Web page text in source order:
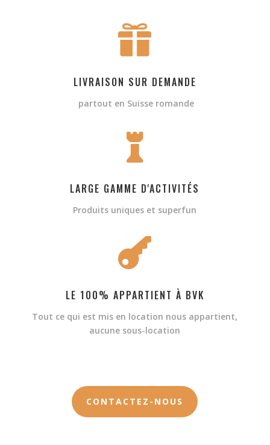

LIVRAISON SUR DEMANDE
partout en Suisse romande

LARGE GAMME D'ACTIVITÉS
Produits uniques et superfun

LE 100% APPARTIENT À BVK
Tout ce qui est mis en location nous appartient,
aucune sous-location
CONTACTEZ-NOUS